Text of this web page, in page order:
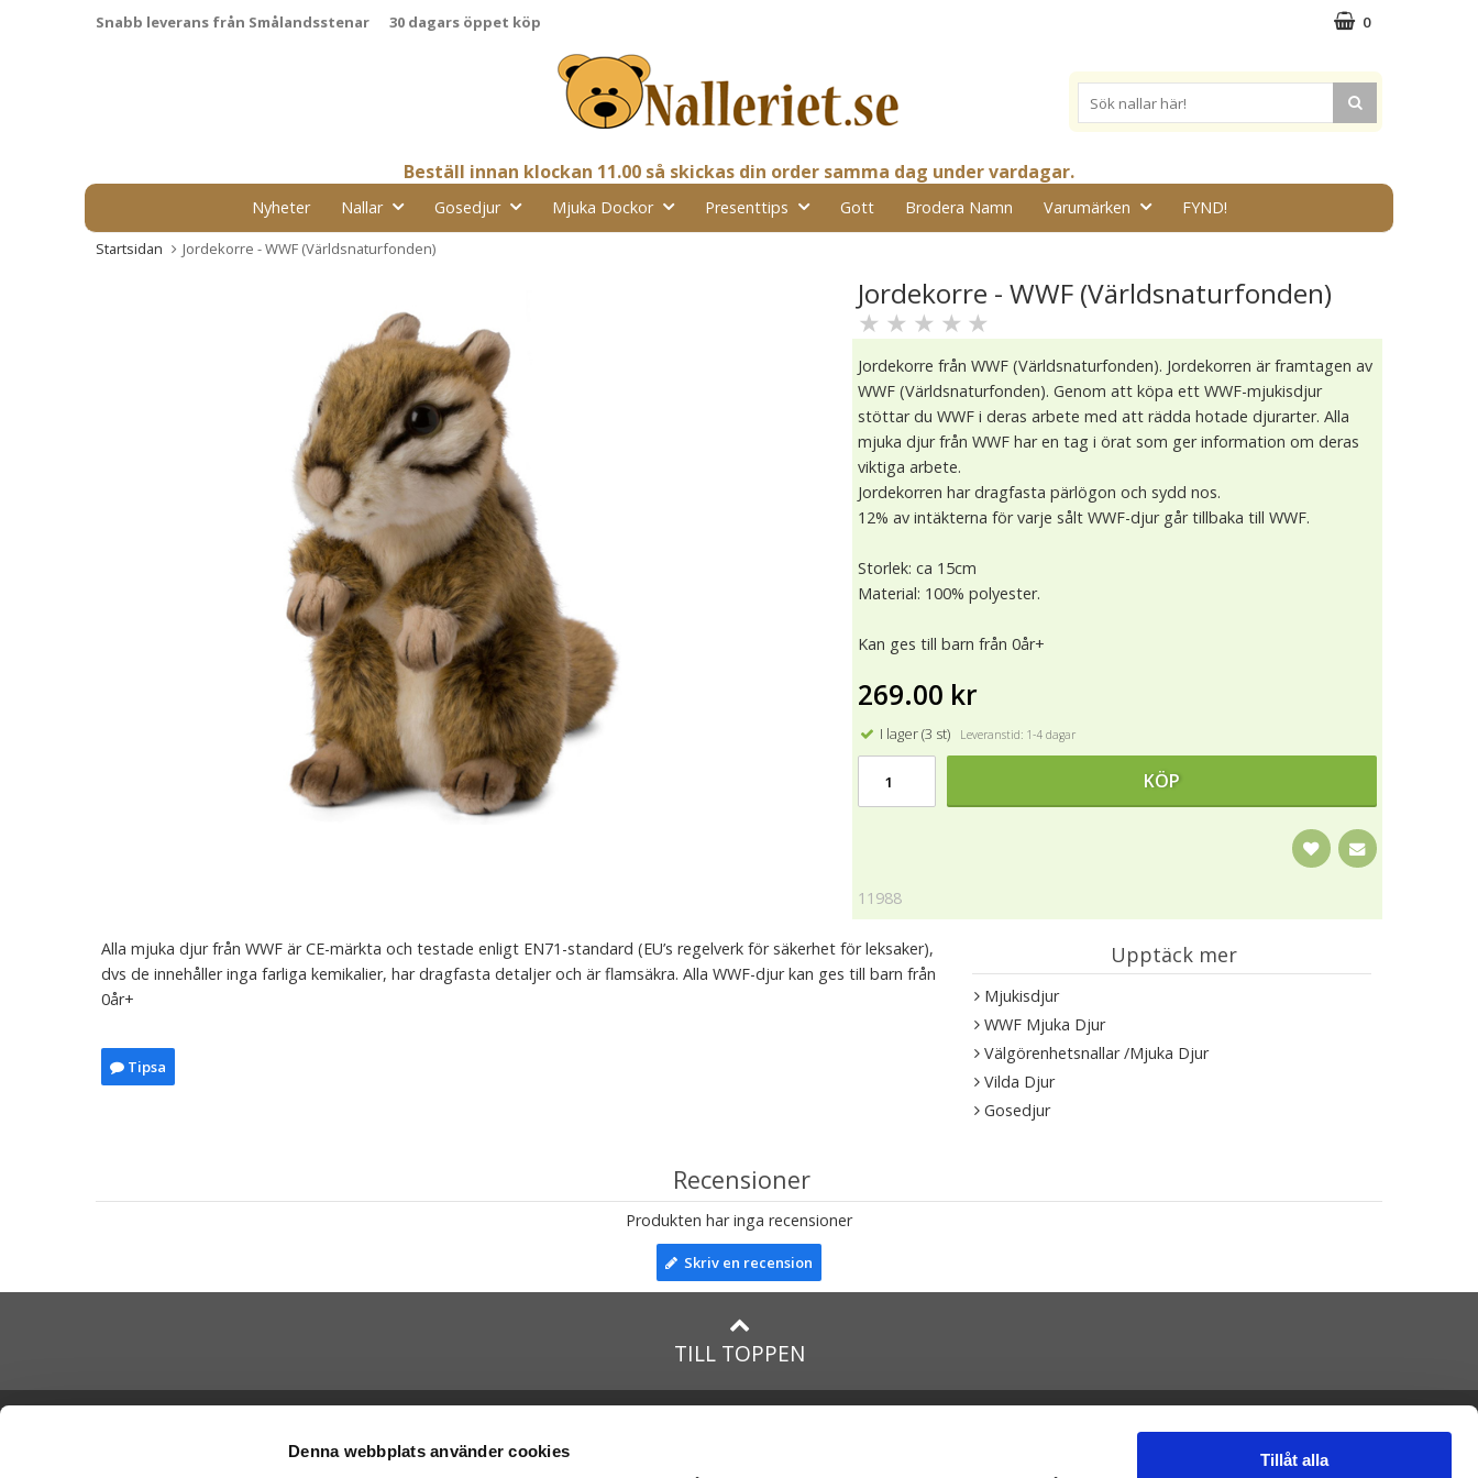
Denna webbplats använder cookies
Tillåt alla
Snabb leverans från Smålandsstenar 30 dagars öppet köp 0
Beställ innan klockan 11.00 så skickas din order samma dag under vardagar.
Nyheter Nallar Gosedjur Mjuka Dockor Presenttips Gott Brodera Namn Varumärken FYND!
Startsidan Jordekorre - WWF (Världsnaturfonden)
Jordekorre - WWF (Världsnaturfonden)
★ ★ ★ ★ ★
Jordekorre från WWF (Världsnaturfonden). Jordekorren är framtagen av
WWF (Världsnaturfonden). Genom att köpa ett WWF-mjukisdjur
stöttar du WWF i deras arbete med att rädda hotade djurarter. Alla
mjuka djur från WWF har en tag i örat som ger information om deras
viktiga arbete.
Jordekorren har dragfasta pärlögon och sydd nos.
12% av intäkterna för varje sålt WWF-djur går tillbaka till WWF.
Storlek: ca 15cm
Material: 100% polyester.
Kan ges till barn från 0år+
269.00 kr
I lager (3 st) Leveranstid: 1-4 dagar
KÖP
11988
Alla mjuka djur från WWF är CE-märkta och testade enligt EN71-standard (EU’s regelverk för säkerhet för leksaker),
dvs de innehåller inga farliga kemikalier, har dragfasta detaljer och är flamsäkra. Alla WWF-djur kan ges till barn från
0år+
Tipsa
Upptäck mer
Mjukisdjur
WWF Mjuka Djur
Välgörenhetsnallar /Mjuka Djur
Vilda Djur
Gosedjur
Recensioner
Produkten har inga recensioner
Skriv en recension
TILL TOPPEN
- GetaTeddy.dk